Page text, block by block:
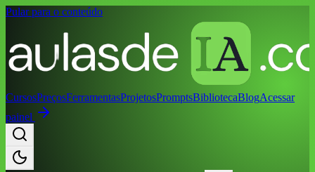
Pular para o conteúdo
CursosPreçosFerramentasProjetosPromptsBibliotecaBlogAcessar
painel